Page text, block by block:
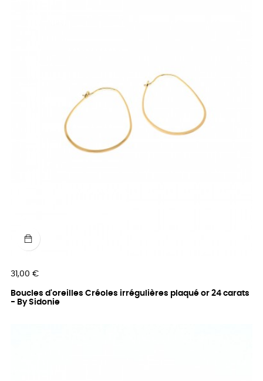
Prix
31,00 €
Boucles d'oreilles Créoles irrégulières plaqué or 24 carats
- By Sidonie